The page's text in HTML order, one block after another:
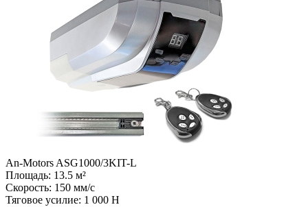
An-Motors ASG1000/3KIT-L
Площадь: 13.5 м²
Скорость: 150 мм/с
Тяговое усилие: 1 000 Н